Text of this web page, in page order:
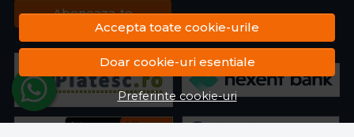
Accepta toate cookie-urile
Doar cookie-uri esentiale
Preferinte cookie-uri
Aboneaza-te